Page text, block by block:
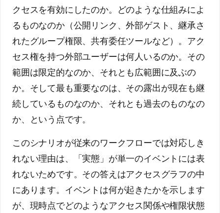
クセスを有効にしたのか。どのような仕組みによ
るものなのか（公開リンク、外部ゲスト、継承さ
れたグループ権限、共有委任ツールなど）。アク
セス権を持つ外部ユーザーは何人いるのか。その
範囲は限定的なのか、それとも広範囲に及ぶの
か。そして最も重要なのは、その露出が現在も継
続しているものなのか、それとも過去のものなの
か、という点です。
このシナリオが従来のワークフローでは対応しき
れない理由は、「実態」が単一のイベントには表
れないためです。その答えはアクセスグラフの中
にあります。イベントは何が起きたかを示します
が、現時点でどのようなアクセス関係や権限状態